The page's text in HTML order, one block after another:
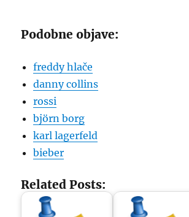
Podobne objave:
freddy hlače
danny collins
rossi
björn borg
karl lagerfeld
bieber
Related Posts: